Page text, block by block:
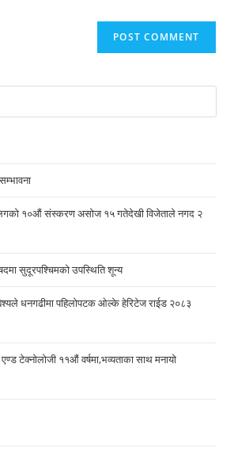
१०औं संस्करण असोज १५ गतेदेखी विजेताले नगद २
सुदूरपश्चिमको उपस्थिति शून्य
धनगढीमा पहिलोपटक ओल्के हेरिटेज राईड २०८३
टेक्नोलोजी ११औं वर्षमा,भव्यताका साथ मनायो